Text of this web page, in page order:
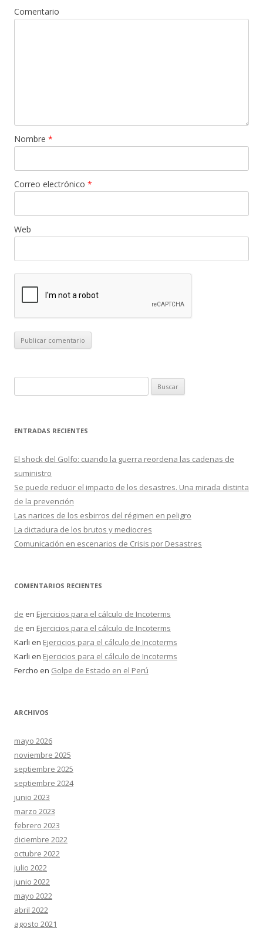
Comentario
Nombre *
Correo electrónico *
Web
u
c
r
ENTRADAS RECIENTES
El shock del Golfo: cuando la guerra reordena las cadenas de
suministro
Se puede reducir el impacto de los desastres. Una mirada distinta
de la prevención
Las narices de los esbirros del régimen en peligro
La dictadura de los brutos y mediocres
Comunicación en escenarios de Crisis por Desastres
COMENTARIOS RECIENTES
de en Ejercicios para el cálculo de Incoterms
de en Ejercicios para el cálculo de Incoterms
Karli en Ejercicios para el cálculo de Incoterms
Karli en Ejercicios para el cálculo de Incoterms
Fercho en Golpe de Estado en el Perú
ARCHIVOS
mayo 2026
noviembre 2025
septiembre 2025
septiembre 2024
junio 2023
marzo 2023
febrero 2023
diciembre 2022
octubre 2022
julio 2022
junio 2022
mayo 2022
abril 2022
agosto 2021